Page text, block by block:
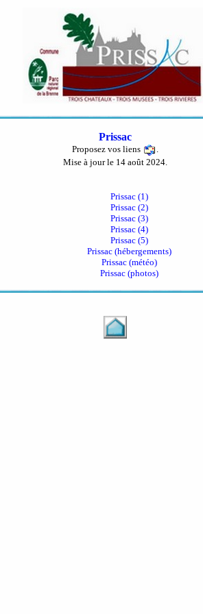
Prissac
Proposez vos liens
Mise à jour le 14 août 2024.
Prissac (1)
Prissac (2)
Prissac (3)
Prissac (4)
Prissac (5)
Prissac (hébergements)
Prissac (météo)
Prissac (photos)